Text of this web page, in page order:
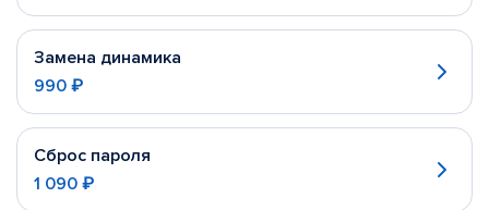
Замена динамика
990 ₽
Сброс пароля
1 090 ₽